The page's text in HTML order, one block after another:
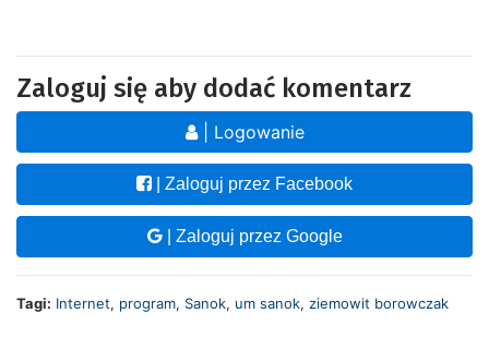
Zaloguj się aby dodać komentarz
| Logowanie
| Zaloguj przez Facebook
| Zaloguj przez Google
Tagi: Internet, program, Sanok, um sanok, ziemowit borowczak